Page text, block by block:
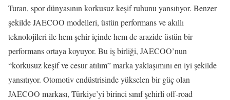
Turan, spor dünyasının korkusuz keşif ruhunu yansıtıyor. Benzer
şekilde JAECOO modelleri, üstün performans ve akıllı
teknolojileri ile hem şehir içinde hem de arazide üstün bir
performans ortaya koyuyor. Bu iş birliği, JAECOO’nun
“korkusuz keşif ve cesur atılım” marka yaklaşımını en iyi şekilde
yansıtıyor. Otomotiv endüstrisinde yükselen bir güç olan
JAECOO markası, Türkiye’yi birinci sınıf şehirli off-road